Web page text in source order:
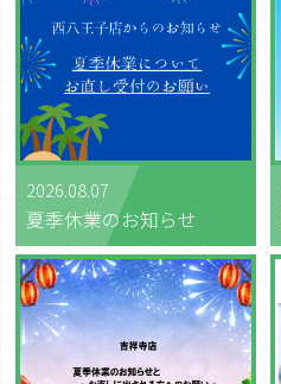
2026.08.07
夏季休業のお知らせ